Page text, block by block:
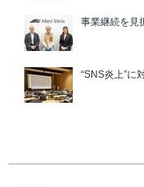
事業継続を見
“SNS炎上”に